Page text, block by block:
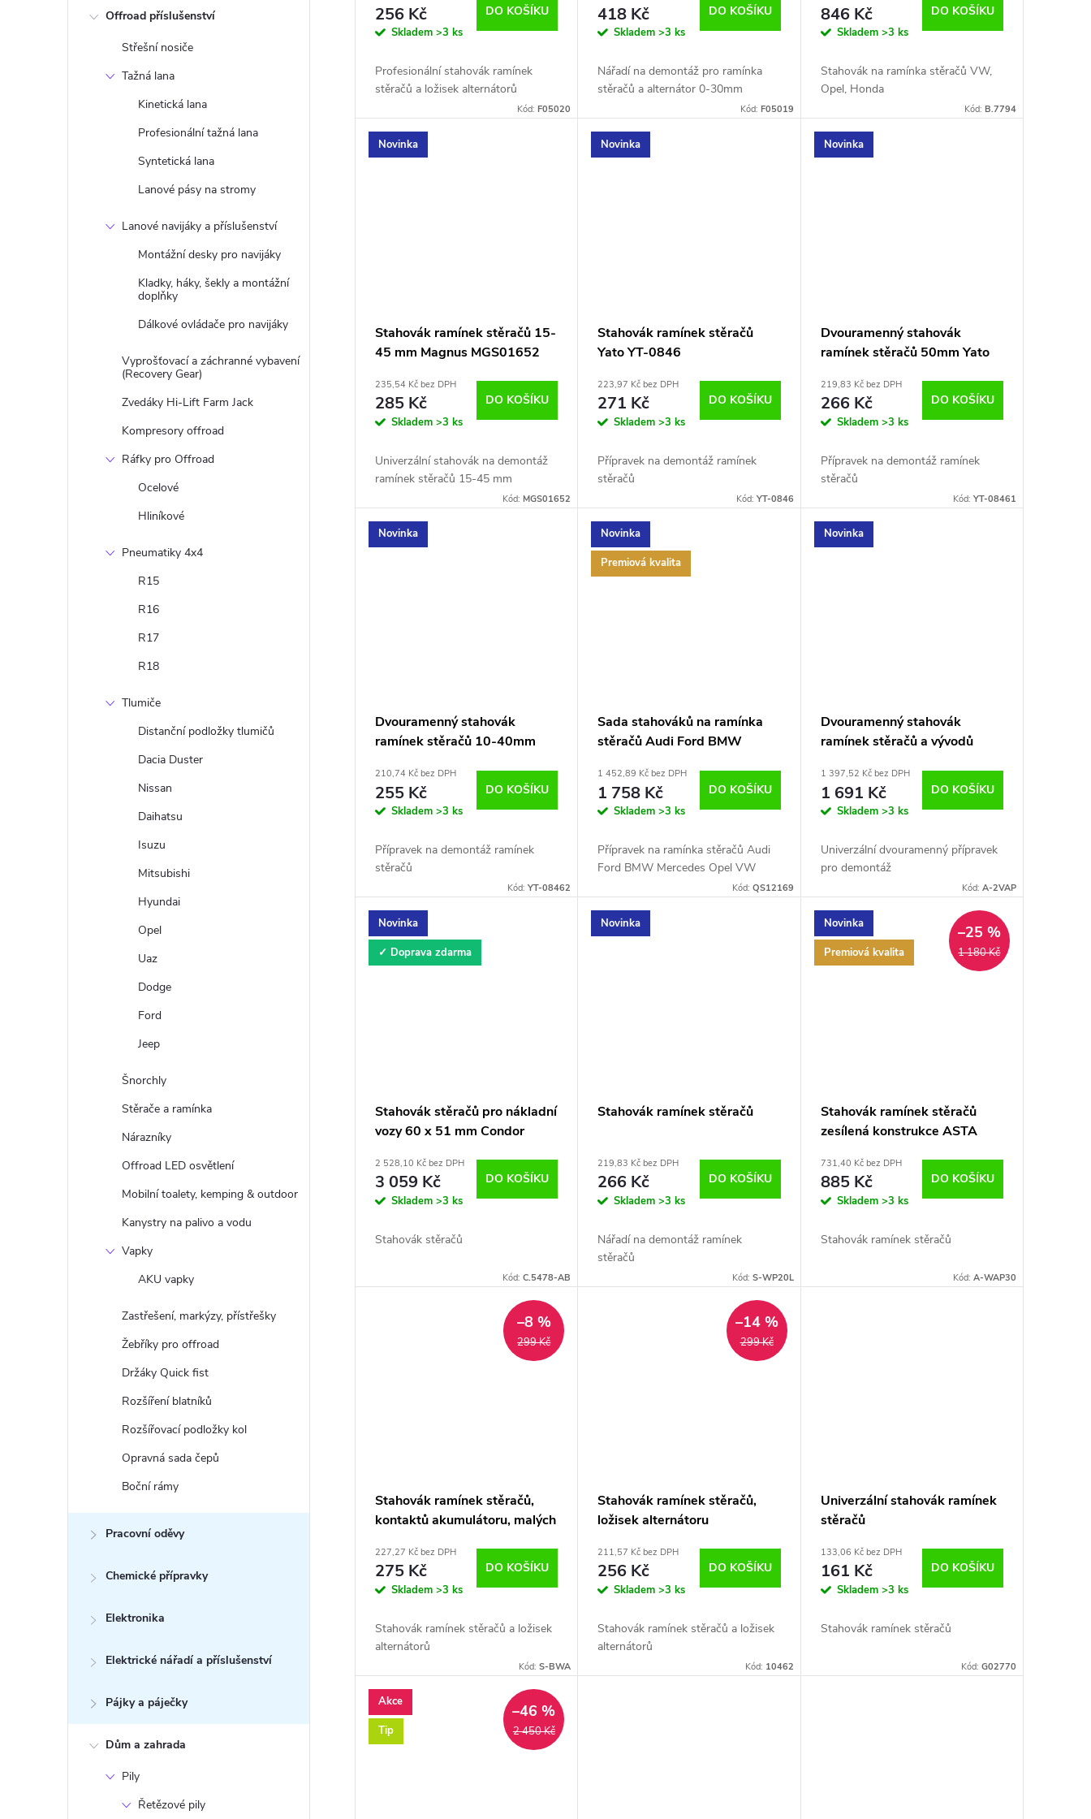
Offroad příslušenství
Střešní nosiče
Tažná lana
Kinetická lana
Profesionální tažná lana
Syntetická lana
Lanové pásy na stromy
Lanové navijáky a příslušenství
Montážní desky pro navijáky
Kladky, háky, šekly a montážní
doplňky
Dálkové ovládače pro navijáky
Vyprošťovací a záchranné vybavení
(Recovery Gear)
Zvedáky Hi-Lift Farm Jack
Kompresory offroad
Ráfky pro Offroad
Ocelové
Hliníkové
Pneumatiky 4x4
R15
R16
R17
R18
Tlumiče
Distanční podložky tlumičů
Dacia Duster
Nissan
Daihatsu
Isuzu
Mitsubishi
Hyundai
Opel
Uaz
Dodge
Ford
Jeep
Šnorchly
Stěrače a ramínka
Nárazníky
Offroad LED osvětlení
Mobilní toalety, kemping & outdoor
Kanystry na palivo a vodu
Vapky
AKU vapky
Zastřešení, markýzy, přístřešky
Žebříky pro offroad
Držáky Quick fist
Rozšíření blatníků
Rozšířovací podložky kol
Opravná sada čepů
Boční rámy
Pracovní oděvy
Chemické přípravky
Elektronika
Elektrické nářadí a příslušenství
Pájky a páječky
Dům a zahrada
Pily
Řetězové pily
u
k
256 Kč
Skladem >3 ks
DO KOŠÍKU
Profesionální stahovák ramínek
stěračů a ložisek alternátorů
Kód:F05020
418 Kč
Skladem>3 ks
DO KOŠÍKU
Nářadí na demontáž pro ramínka
stěračů a alternátor 0-30mm
Kód: F05019
846 Kč
Skladem >3 ks
DO KOŠÍKU
Stahovák na ramínka stěračů VW,
Opel, Honda
Kód: B.7794
Novinka
Stahovák ramínek stěračů 15-
45 mm Magnus MGS01652
235,54 Kč bez DPH
285 Kč
Skladem >3 ks
DO KOŠÍKU
Univerzální stahovák na demontáž
ramínek stěračů 15-45 mm
Kód: MGS01652
Novinka
Stahovák ramínek stěračů
Yato YT-0846
223,97 Kč bez DPH
271 Kč
Skladem>3 ks
DO KOŠÍKU
Přípravek na demontáž ramínek
stěračů
Kód: YT-0846
Novinka
Dvouramenný stahovák
ramínek stěračů 50mm Yato
219,83 Kč bez DPH
266 Kč
Skladem >3 ks
DO KOŠÍKU
Přípravek na demontáž ramínek
stěračů
Kód: YT-08461
Novinka
Dvouramenný stahovák
ramínek stěračů 10-40mm
210,74 Kč bez DPH
255 Kč
Skladem >3 ks
DO KOŠÍKU
Přípravek na demontáž ramínek
stěračů
Kód:YT-08462
Novinka
Premiová kvalita
Sada stahováků na ramínka
stěračů Audi Ford BMW
QS12169
1 452,89 Kč bez DPH
1 758 Kč
Skladem>3 ks
DO KOŠÍKU
Přípravek na ramínka stěračů Audi
Ford BMW Mercedes Opel VW
Kód: QS12169
Novinka
Dvouramenný stahovák
ramínek stěračů a vývodů
1 397,52 Kč bez DPH
1 691 Kč
Skladem >3 ks
DO KOŠÍKU
Univerzální dvouramenný přípravek
pro demontáž
Kód: A-2VAP
Novinka
✓ Doprava zdarma
Stahovák stěračů pro nákladní
vozy 60 x 51 mm Condor
2 528,10 Kč bez DPH
3 059 Kč
Skladem >3 ks
DO KOŠÍKU
Stahovák stěračů
Kód:C.5478-AB
Novinka
Stahovák ramínek stěračů
219,83 Kč bez DPH
266 Kč
Skladem>3 ks
DO KOŠÍKU
Nářadí na demontáž ramínek
stěračů
Kód: S-WP20L
Novinka
Premiová kvalita
1 180 Kč
–25 %
Stahovák ramínek stěračů
zesílená konstrukce ASTA
731,40 Kč bez DPH
885 Kč
Skladem >3 ks
DO KOŠÍKU
Stahovák ramínek stěračů
Kód: A-WAP30
299 Kč
–8 %
Stahovák ramínek stěračů,
kontaktů akumulátoru, malých
227,27 Kč bez DPH
275 Kč
Skladem >3 ks
DO KOŠÍKU
Stahovák ramínek stěračů a ložisek
alternátorů
Kód:S-BWA
299 Kč
–14 %
Stahovák ramínek stěračů,
ložisek alternátoru
211,57 Kč bez DPH
256 Kč
Skladem>3 ks
DO KOŠÍKU
Stahovák ramínek stěračů a ložisek
alternátorů
Kód: 10462
Univerzální stahovák ramínek
stěračů
133,06 Kč bez DPH
161 Kč
Skladem >3 ks
DO KOŠÍKU
Stahovák ramínek stěračů
Kód: G02770
Akce
Tip
2 450 Kč
–46 %